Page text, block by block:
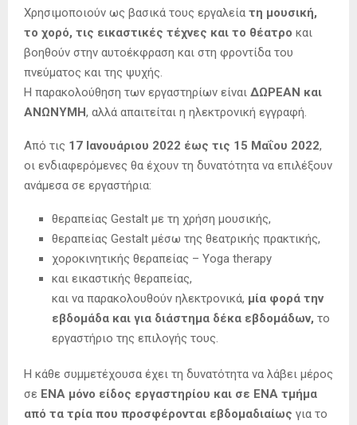
Χρησιμοποιούν ως βασικά τους εργαλεία τη μουσική,
το χορό, τις εικαστικές τέχνες και το θέατρο και
βοηθούν στην αυτοέκφραση και στη φροντίδα του
πνεύματος και της ψυχής.
Η παρακολούθηση των εργαστηρίων είναι ΔΩΡΕΑΝ και
ΑΝΩΝΥΜΗ, αλλά απαιτείται η ηλεκτρονική εγγραφή.
Από τις 17 Ιανουάριου 2022 έως τις 15 Μαΐου 2022,
οι ενδιαφερόμενες θα έχουν τη δυνατότητα να επιλέξουν
ανάμεσα σε εργαστήρια:
θεραπείας Gestalt με τη χρήση μουσικής,
θεραπείας Gestalt μέσω της θεατρικής πρακτικής,
χοροκινητικής θεραπείας – Yoga therapy
και εικαστικής θεραπείας,
και να παρακολουθούν ηλεκτρονικά, μία φορά την
εβδομάδα και για διάστημα δέκα εβδομάδων, το
εργαστήριο της επιλογής τους.
Η κάθε συμμετέχουσα έχει τη δυνατότητα να λάβει μέρος
σε ENA μόνο είδος εργαστηρίου και σε ΕΝΑ τμήμα
από τα τρία που προσφέρονται εβδομαδιαίως για το